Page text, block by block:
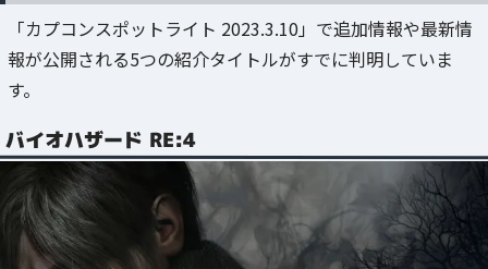
「カプコンスポットライト 2023.3.10」で追加情報や最新情
報が公開される5つの紹介タイトルがすでに判明していま
す。
バイオハザード RE:4